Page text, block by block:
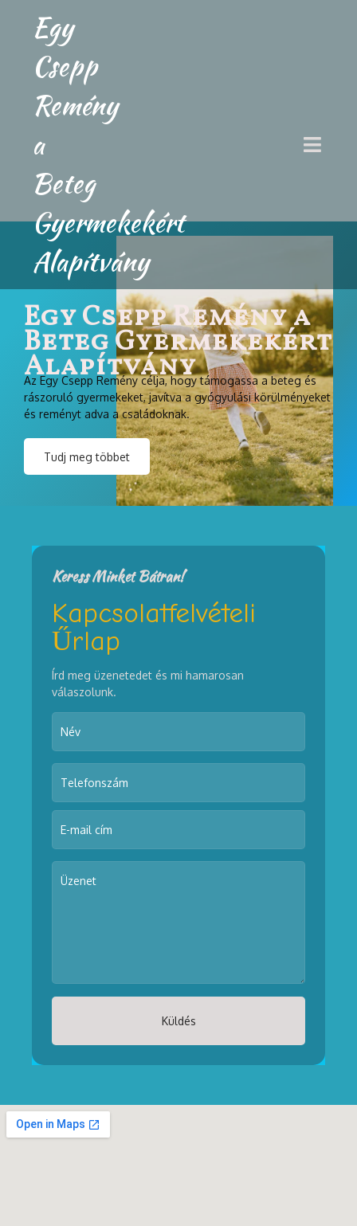
Egy
Csepp
Remény
a
Beteg
Gyermekekért
Alapítvány
Egy Csepp Remény a
Beteg Gyermekekért
Alapítvány
Az Egy Csepp Remény célja, hogy támogassa a beteg és
rászoruló gyermekeket, javítva a gyógyulási körülményeket
és reményt adva a családoknak.
Tudj meg többet
Keress Minket Bátran!
Kapcsolatfelvételi
Űrlap
Írd meg üzenetedet és mi hamarosan
válaszolunk.
Küldés